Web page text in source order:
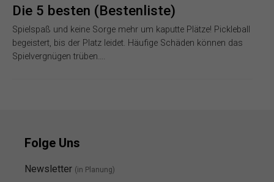
Die 5 besten (Bestenliste)
Spielspaß und keine Sorge mehr um kaputte Plätze! Pickleball
begeistert, bis der Platz leidet. Häufige Schäden können das
Spielvergnügen trüben….
Folge Uns
Newsletter (in Planung)